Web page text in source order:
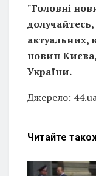
"Головні
долучайтесь,
актуальних,
новин Києва,
України.
Джерело:
Читайте